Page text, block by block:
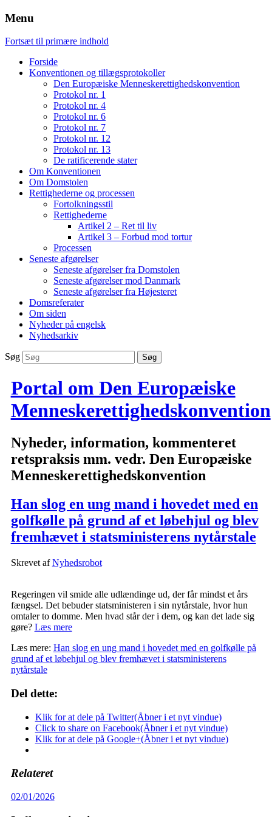
Menu
Fortsæt til primære indhold
Forside
Konventionen og tillægsprotokoller
Den Europæiske Menneskerettighedskonvention
Protokol nr. 1
Protokol nr. 4
Protokol nr. 6
Protokol nr. 7
Protokol nr. 12
Protokol nr. 13
De ratificerende stater
Om Konventionen
Om Domstolen
Rettighederne og processen
Fortolkningsstil
Rettighederne
Artikel 2 – Ret til liv
Artikel 3 – Forbud mod tortur
Processen
Seneste afgørelser
Seneste afgørelser fra Domstolen
Seneste afgørelser mod Danmark
Seneste afgørelser fra Højesteret
Domsreferater
Om siden
Nyheder på engelsk
Nyhedsarkiv
Søg
Portal om Den Europæiske
Menneskerettighedskonvention
Nyheder, information, kommenteret
retspraksis mm. vedr. Den Europæiske
Menneskerettighedskonvention
Han slog en ung mand i hovedet med en
golfkølle på grund af et løbehjul og blev
fremhævet i statsministerens nytårstale
Skrevet afNyhedsrobot
Regeringen vil smide alle udlændinge ud, der får mindst et års
fængsel. Det bebuder statsministeren i sin nytårstale, hvor hun
omtaler to domme. Men hvad står der i dem, og kan det lade sig
gøre? Læs mere
Læs mere: Han slog en ung mand i hovedet med en golfkølle på
grund af et løbehjul og blev fremhævet i statsministerens
nytårstale
Del dette:
Klik for at dele på Twitter(Åbner i et nyt vindue)
Click to share on Facebook(Åbner i et nyt vindue)
Klik for at dele på Google+(Åbner i et nyt vindue)
Relateret
02/01/2026